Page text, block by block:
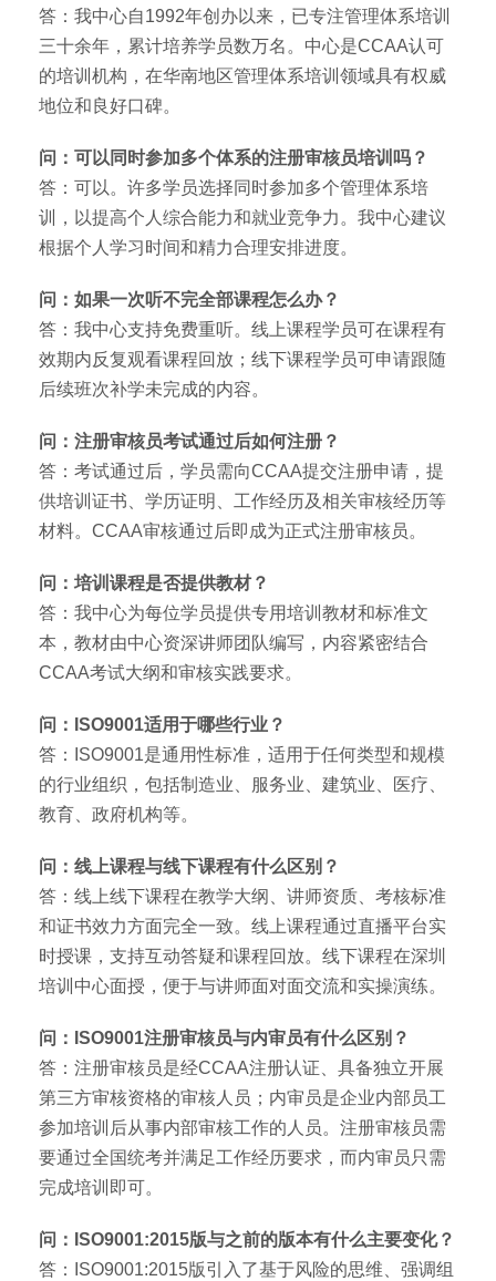
答：我中心自1992年创办以来，已专注管理体系培训
三十余年，累计培养学员数万名。中心是CCAA认可
的培训机构，在华南地区管理体系培训领域具有权威
地位和良好口碑。
问：可以同时参加多个体系的注册审核员培训吗？
答：可以。许多学员选择同时参加多个管理体系培
训，以提高个人综合能力和就业竞争力。我中心建议
根据个人学习时间和精力合理安排进度。
问：如果一次听不完全部课程怎么办？
答：我中心支持免费重听。线上课程学员可在课程有
效期内反复观看课程回放；线下课程学员可申请跟随
后续班次补学未完成的内容。
问：注册审核员考试通过后如何注册？
答：考试通过后，学员需向CCAA提交注册申请，提
供培训证书、学历证明、工作经历及相关审核经历等
材料。CCAA审核通过后即成为正式注册审核员。
问：培训课程是否提供教材？
答：我中心为每位学员提供专用培训教材和标准文
本，教材由中心资深讲师团队编写，内容紧密结合
CCAA考试大纲和审核实践要求。
问：ISO9001适用于哪些行业？
答：ISO9001是通用性标准，适用于任何类型和规模
的行业组织，包括制造业、服务业、建筑业、医疗、
教育、政府机构等。
问：线上课程与线下课程有什么区别？
答：线上线下课程在教学大纲、讲师资质、考核标准
和证书效力方面完全一致。线上课程通过直播平台实
时授课，支持互动答疑和课程回放。线下课程在深圳
培训中心面授，便于与讲师面对面交流和实操演练。
问：ISO9001注册审核员与内审员有什么区别？
答：注册审核员是经CCAA注册认证、具备独立开展
第三方审核资格的审核人员；内审员是企业内部员工
参加培训后从事内部审核工作的人员。注册审核员需
要通过全国统考并满足工作经历要求，而内审员只需
完成培训即可。
问：ISO9001:2015版与之前的版本有什么主要变化？
答：ISO9001:2015版引入了基于风险的思维、强调组